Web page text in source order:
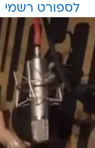
לספורט רשמי